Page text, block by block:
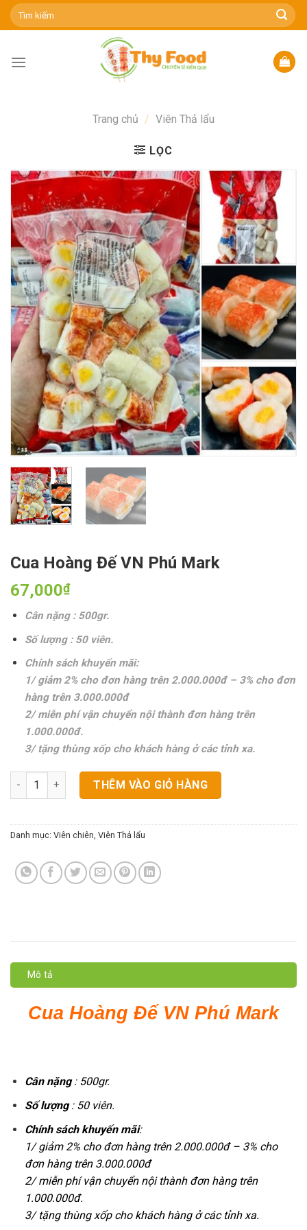
Skip
Tìm
kiếm:
Trang chủ / Viên Thả lẩu
LỌC
Cua Hoàng Đế VN Phú Mark
67,000₫
Cân nặng : 500gr.
Số lượng : 50 viên.
Chính sách khuyến mãi:
1/ giảm 2% cho đơn hàng trên 2.000.000đ – 3% cho đơn
hàng trên 3.000.000đ
2/ miễn phí vận chuyển nội thành đơn hàng trên
1.000.000đ.
3/ tặng thùng xốp cho khách hàng ở các tỉnh xa.
Cua Hoàng Đế VN Phú Mark số lượng
THÊM VÀO GIỎ HÀNG
Danh mục: Viên chiên Viên Thả lẩu
Mô tả
Cua Hoàng Đế VN Phú Mark
Cân nặng: 500gr.
Số lượng: 50 viên.
Chính sách khuyến mãi:
1/ giảm 2% cho đơn hàng trên 2.000.000đ – 3% cho
đơn hàng trên 3.000.000đ
2/ miễn phí vận chuyển nội thành đơn hàng trên
1.000.000đ.
3/ tặng thùng xốp cho khách hàng ở các tỉnh xa.